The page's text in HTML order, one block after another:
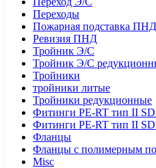
Переходы
Пожарная подставка ПНД
Ревизия ПНД
Тройник Э/С
Тройник Э/С
Тройники
тройники литые
Тройники редукционные
Фитинги PE-RT тип II
Фитинги PE-RT тип II
Фланцы
Фланцы с полимерным
Misc